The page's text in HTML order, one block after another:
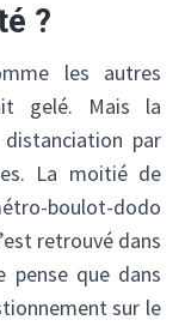
?
les autres
gelé. Mais la
par
La moitié de
boulot-dodo
retrouvé dans
pense que dans
sur le